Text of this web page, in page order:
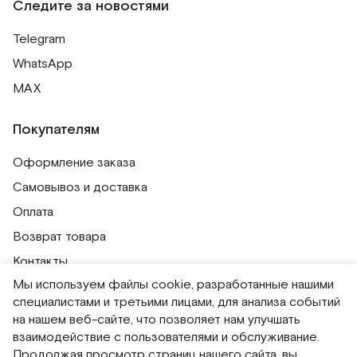
Длина изделия
Следите за новостями
Telegram
WhatsApp
MAX
Покупателям
Оформление заказа
Самовывоз и доставка
Оплата
Возврат товара
Контакты
Публичная оферта
Политика обработки персональных данных
Политика использования сессионных файлов
Мы используем файлы cookie, разработанные нашими
специалистами и третьими лицами, для анализа событий
на нашем веб-сайте, что позволяет нам улучшать
взаимодействие с пользователями и обслуживание.